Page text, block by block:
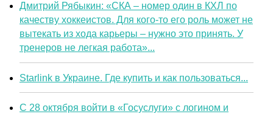
Дмитрий Рябыкин: «СКА – номер один в КХЛ по
качеству хоккеистов. Для кого-то его роль может не
вытекать из хода карьеры – нужно это принять. У
тренеров не легкая работа»...
Starlink в Украине. Где купить и как пользоваться...
С 28 октября войти в «Госуслуги» с логином и